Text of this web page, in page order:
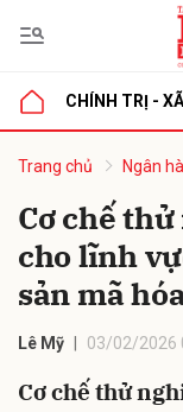
CHÍNH TRỊ - XÃ
Trang chủ Ngân
Cơ chế
cho lĩnh
sản mã
Lê Mỹ 03/02/2026
Cơ chế thử
luận